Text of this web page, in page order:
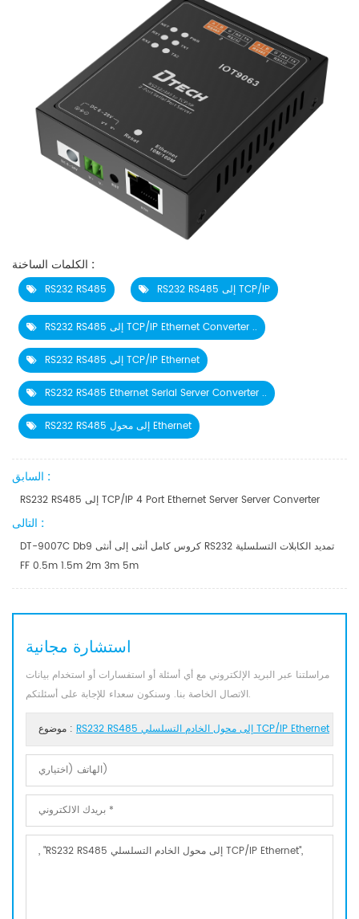
الكلمات الساخنة :
RS232 RS485 RS232 RS485 إلى TCP/IP
RS232 RS485 إلى TCP/IP Ethernet Converter ..
RS232 RS485 إلى TCP/IP Ethernet
RS232 RS485 Ethernet Serial Server Converter ..
RS232 RS485 إلى محول Ethernet
السابق :
RS232 RS485 إلى TCP/IP 4 Port Ethernet Server Server Converter
التالى :
DT-9007C Db9 كروس كامل أنثى إلى أنثى RS232 تمديد الكابلات التسلسلية
FF 0.5m 1.5m 2m 3m 5m
استشارة مجانية
مراسلتنا عبر البريد الإلكتروني مع أي أسئلة أو استفسارات أو استخدام بيانات
الاتصال الخاصة بنا. وسنكون سعداء للإجابة على أسئلتكم.
موضوع : RS232 RS485 إلى محول الخادم التسلسلي TCP/IP Ethernet